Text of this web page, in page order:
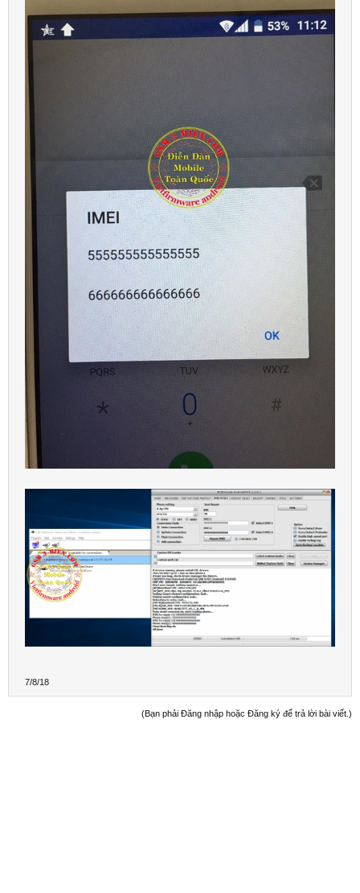
7/8/18
(Bạn phải Đăng nhập hoặc Đăng ký để trả lời bài viết.)